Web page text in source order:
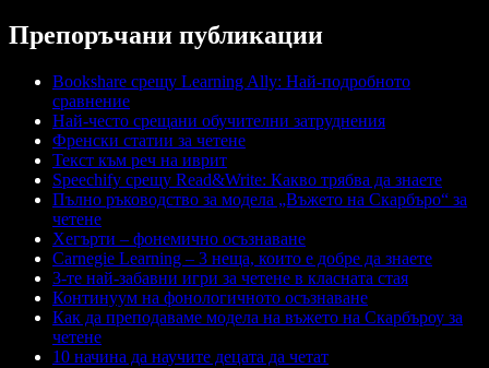
Препоръчани публикации
Bookshare срещу Learning Ally: Най-подробното
сравнение
Най-често срещани обучителни затруднения
Френски статии за четене
Текст към реч на иврит
Speechify срещу Read&Write: Какво трябва да знаете
Пълно ръководство за модела „Въжето на Скaрбъро“ за
четене
Хегърти – фонемично осъзнаване
Carnegie Learning – 3 неща, които е добре да знаете
3-те най-забавни игри за четене в класната стая
Континуум на фонологичното осъзнаване
Как да преподаваме модела на въжето на Скарбъроу за
четене
10 начина да научите децата да четат